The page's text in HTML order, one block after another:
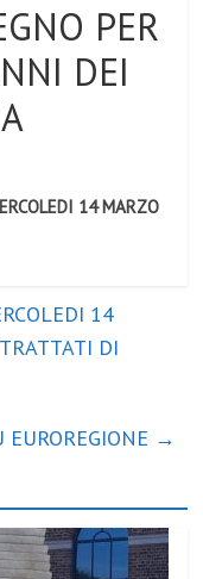
PER
DEI
14 MARZO
14
DI
EUROREGIONE →